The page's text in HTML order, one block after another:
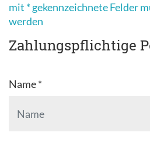
mit * gekennzeichnete Felder
werden
Zahlungspflichtige
Name *